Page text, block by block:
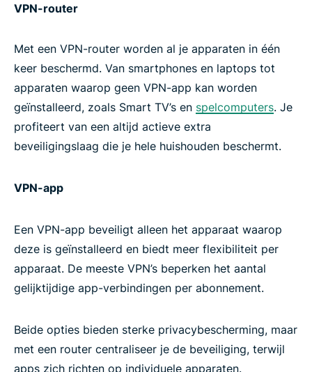
VPN-router
Met een VPN-router worden al je apparaten in één
keer beschermd. Van smartphones en laptops tot
apparaten waarop geen VPN-app kan worden
geïnstalleerd, zoals Smart TV’s en spelcomputers. Je
profiteert van een altijd actieve extra
beveiligingslaag die je hele huishouden beschermt.
VPN-app
Een VPN-app beveiligt alleen het apparaat waarop
deze is geïnstalleerd en biedt meer flexibiliteit per
apparaat. De meeste VPN’s beperken het aantal
gelijktijdige app-verbindingen per abonnement.
Beide opties bieden sterke privacybescherming, maar
met een router centraliseer je de beveiliging, terwijl
apps zich richten op individuele apparaten.